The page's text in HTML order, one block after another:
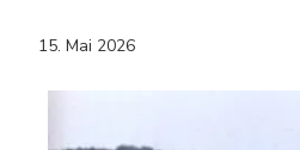
15. Mai 2026